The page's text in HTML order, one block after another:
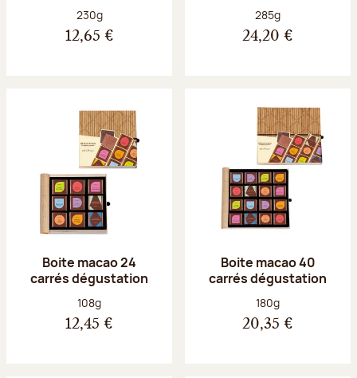
Poids net :
230g
12,65 €
Poids net :
285g
24,20 €
Boite macao 24
carrés dégustation
Poids net :
108g
12,45 €
Boite macao 40
carrés dégustation
Poids net :
180g
20,35 €